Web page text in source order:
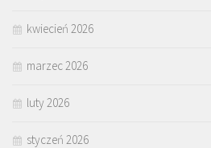
kwiecień 2026
marzec 2026
luty 2026
styczeń 2026